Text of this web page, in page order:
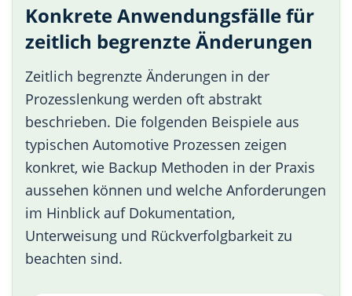
Konkrete Anwendungsfälle für
zeitlich begrenzte Änderungen
Zeitlich begrenzte Änderungen in der
Prozesslenkung werden oft abstrakt
beschrieben. Die folgenden Beispiele aus
typischen Automotive Prozessen zeigen
konkret, wie Backup Methoden in der Praxis
aussehen können und welche Anforderungen
im Hinblick auf Dokumentation,
Unterweisung und Rückverfolgbarkeit zu
beachten sind.